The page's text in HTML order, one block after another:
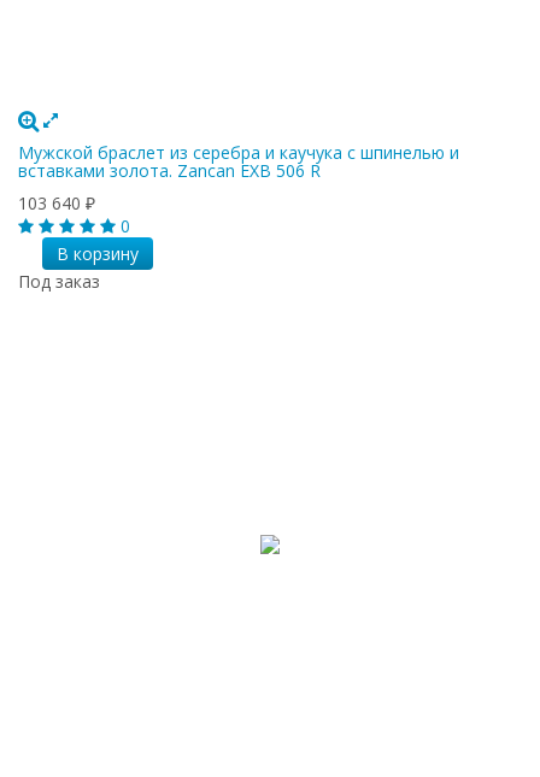
Мужской браслет из серебра и каучука с шпинелью и
вставками золота. Zancan EXB 506 R
103 640 ₽
0
В корзину
Под заказ